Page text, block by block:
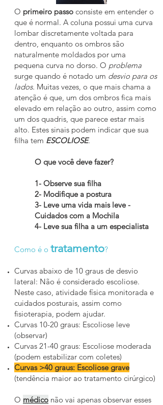
O primeiro passo consiste em entender o
que é normal. A coluna possui uma curva
lombar discretamente voltada para
dentro, enquanto os ombros são
naturalmente moldados por uma
pequena curva no dorso. O problema
surge quando é notado um desvio para os
lados. Muitas vezes, o que mais chama a
atenção é que, um dos ombros fica mais
elevado em relação ao outro, assim como
um dos quadris, que parece estar mais
alto. Estes sinais podem indicar que sua
filha tem ESCOLIOSE.
O que você deve fazer?
1- Observe sua filha
2- Modifique a postura
3- Leve uma vida mais leve -
Cuidados com a Mochila
4- Leve sua filha a um especialista
Como é o tratamento?
Curvas abaixo de 10 graus de desvio
lateral: Não é considerado escoliose.
Neste caso, atividade física monitorada e
cuidados posturais, assim como
fisioterapia, podem ajudar.
Curvas 10-20 graus: Escoliose leve
(observar)
Curvas 21-40 graus: Escoliose moderada
(podem estabilizar com coletes)
Curvas >40 graus: Escoliose grave
(tendência maior ao tratamento cirúrgico)
O médico não vai apenas observar esses